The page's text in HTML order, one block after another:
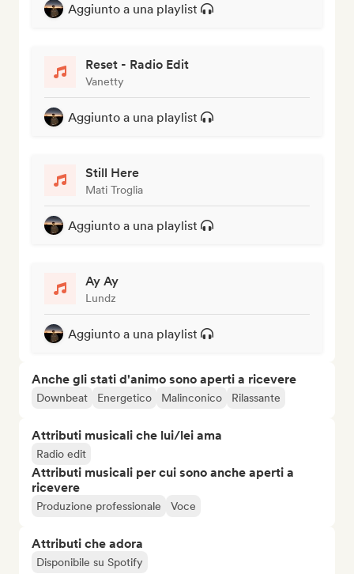
Aggiunto a una playlist
Reset - Radio Edit
Vanetty
Aggiunto a una playlist
Still Here
Mati Troglia
Aggiunto a una playlist
Ay Ay
Lundz
Aggiunto a una playlist
Anche gli stati d'animo sono aperti a ricevere
Downbeat Energetico Malinconico Rilassante
Attributi musicali che lui/lei ama
Radio edit
Attributi musicali per cui sono anche aperti a
ricevere
Produzione professionale Voce
Attributi che adora
Disponibile su Spotify